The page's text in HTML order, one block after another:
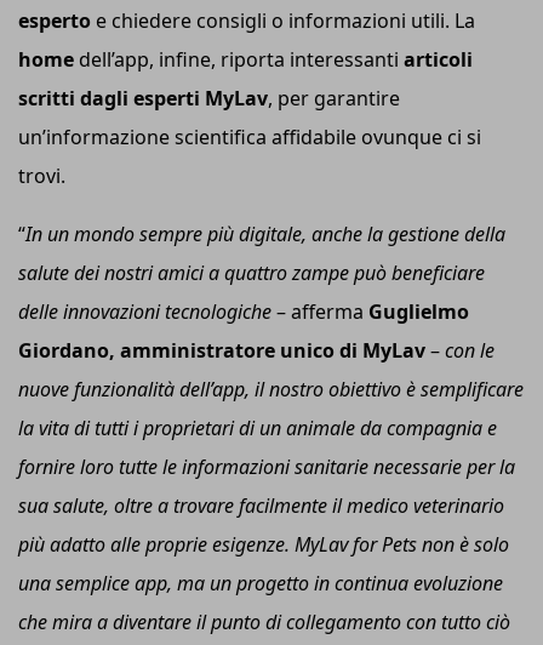
esperto e chiedere consigli o informazioni utili. La
home dell’app, infine, riporta interessanti articoli
scritti dagli esperti MyLav, per garantire
un’informazione scientifica affidabile ovunque ci si
trovi.
“In un mondo sempre più digitale, anche la gestione della
salute dei nostri amici a quattro zampe può beneficiare
delle innovazioni tecnologiche– afferma Guglielmo
Giordano, amministratore unico di MyLav–con le
nuove funzionalità dell’app, il nostro obiettivo è semplificare
la vita di tutti i proprietari di un animale da compagnia e
fornire loro tutte le informazioni sanitarie necessarie per la
sua salute, oltre a trovare facilmente il medico veterinario
più adatto alle proprie esigenze. MyLav for Pets non è solo
una sempliceapp, ma un progetto in continua evoluzione
che mira a diventare il punto di collegamento con tutto ciò